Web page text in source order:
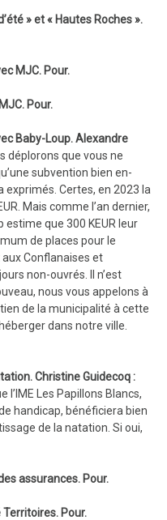
» et « Hautes Roches ».
MJC. Pour.
Pour.
Baby-Loup. Alexandre
déplorons que vous ne
subvention bien en-
exprimés. Certes, en 2023 la
Mais comme l’an dernier,
estime que 300 KEUR leur
de places pour le
Conflanaises et
non-ouvrés. Il n’est
nous vous appelons à
de la municipalité à cette
dans notre ville.
Christine Guidecoq :
l’IME Les Papillons Blancs,
handicap, bénéficiera bien
de la natation. Si oui,
assurances. Pour.
Territoires. Pour.